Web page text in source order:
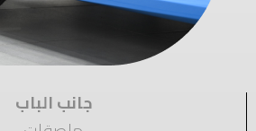
جانب الباب